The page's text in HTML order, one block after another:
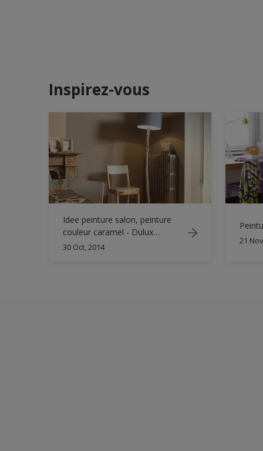
Inspirez-vous
Idee peinture salon, peinture
couleur caramel - Dulux
Valentine
30 Oct, 2014
21